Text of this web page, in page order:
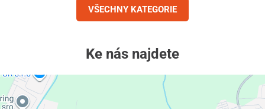
VŠECHNY KATEGORIE
Ke nás najdete